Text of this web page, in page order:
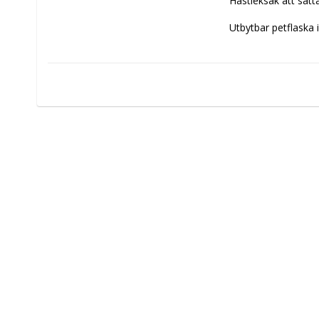
Utbytbar petflaska